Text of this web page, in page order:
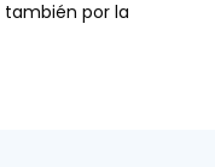
también por la